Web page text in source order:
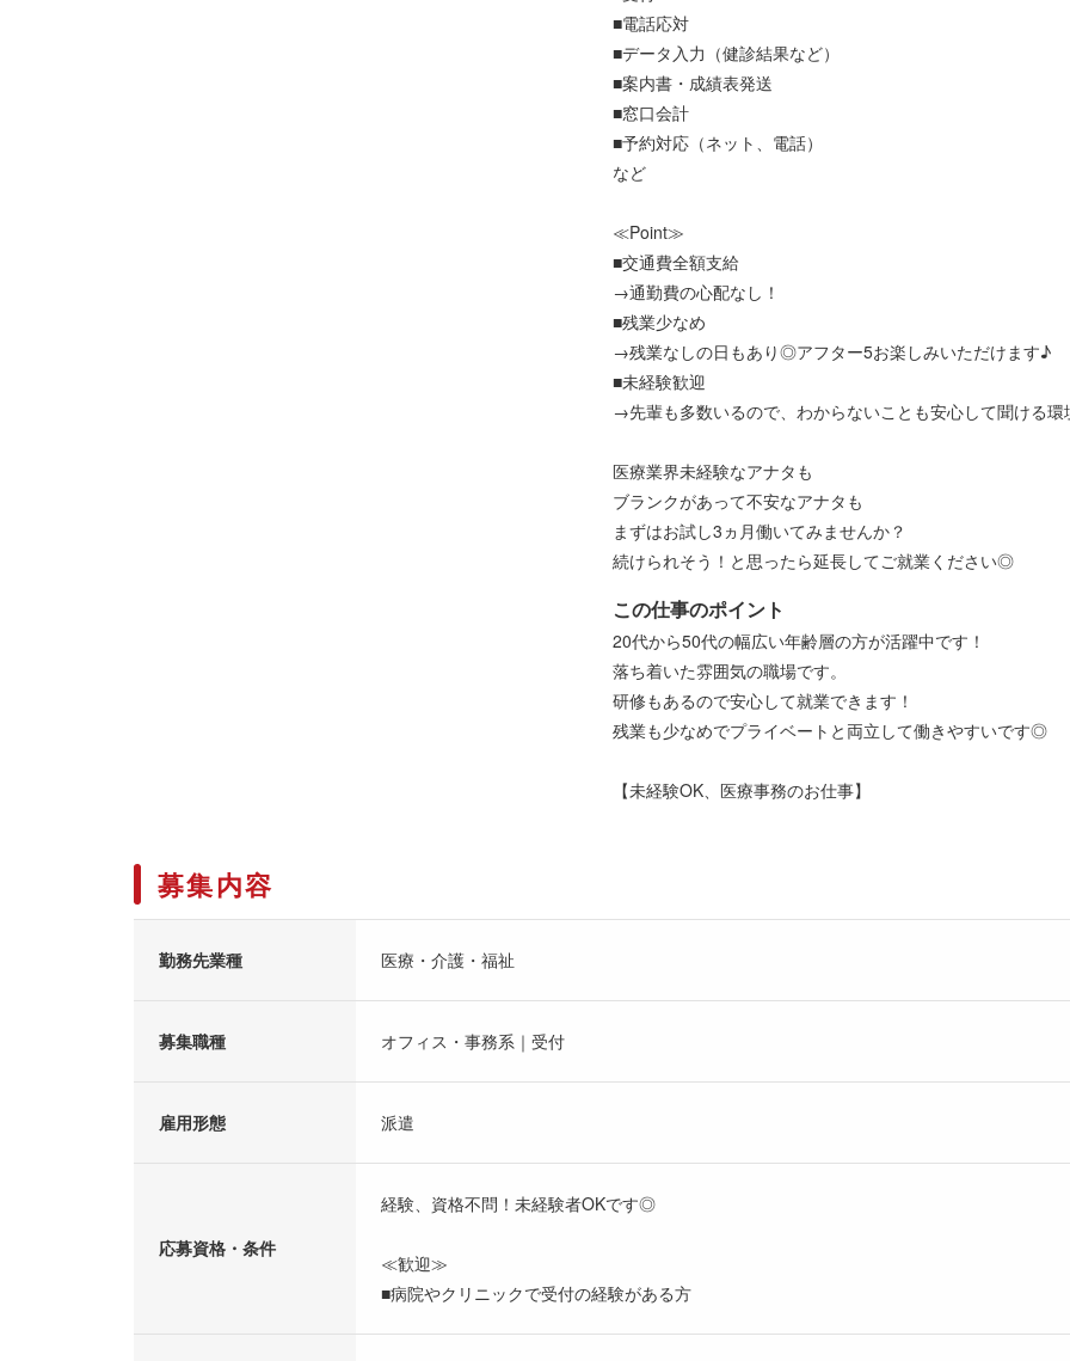
■電話応対
■データ入力（健診結果など）
■案内書・成績表発送
■窓口会計
■予約対応（ネット、電話）
など
≪Point≫
■交通費全額支給
→通勤費の心配なし！
■残業少なめ
→残業なしの日もあり◎アフター5お楽しみいただけます♪
■未経験歓迎
→先輩も多数いるので、わからないことも安心して聞ける環
医療業界未経験なアナタも
ブランクがあって不安なアナタも
まずはお試し3ヵ月働いてみませんか？
続けられそう！と思ったら延長してご就業ください◎
この仕事のポイント
20代から50代の幅広い年齢層の方が活躍中です！
落ち着いた雰囲気の職場です。
研修もあるので安心して就業できます！
残業も少なめでプライベートと両立して働きやすいです◎
【未経験OK、医療事務のお仕事】
募集内容
勤務先業種 医療・介護・福祉
募集職種 オフィス・事務系｜受付
雇用形態 派遣
応募資格・条件
経験、資格不問！未経験者OKです◎
≪歓迎≫
■病院やクリニックで受付の経験がある方